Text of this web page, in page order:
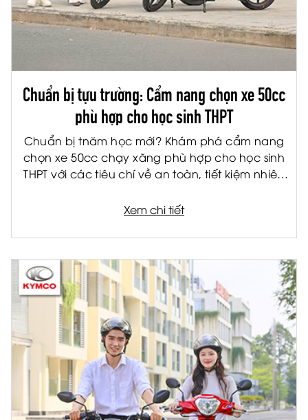
Chuẩn bị tựu trường: Cẩm nang chọn xe 50cc
phù hợp cho học sinh THPT
Chuẩn bị tnăm học mới? Khám phá cẩm nang
chọn xe 50cc chạy xăng phù hợp cho học sinh
THPT với các tiêu chí về an toàn, tiết kiệm nhiên
Xem chi tiết